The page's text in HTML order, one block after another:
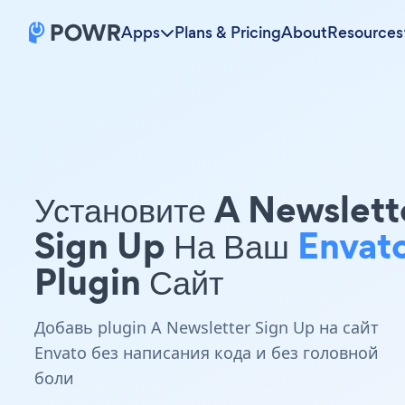
Apps Plans & PricingAboutResources
Установите A
Sign Up На Ваш
Plugin Сайт
Добавь plugin A Newsletter Sign Up на сайт
Envato без написания кода и без головной
боли